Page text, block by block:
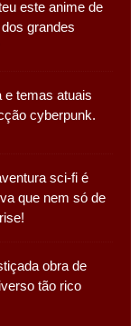
este anime de
grandes
e temas atuais
cyberpunk.
sci-fi é
que nem só de
obra de
tão rico